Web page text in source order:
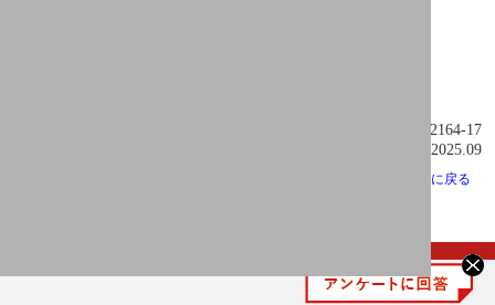
35022164-17
2025.09
ページ先頭に戻る